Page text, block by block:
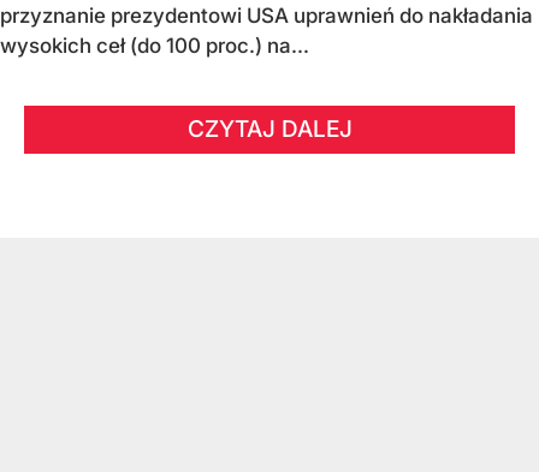
przyznanie prezydentowi USA uprawnień do nakładania
wysokich ceł (do 100 proc.) na...
CZYTAJ DALEJ